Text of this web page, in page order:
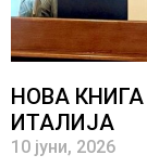
НОВА
ИТАЛИЈА
10 јуни, 2026